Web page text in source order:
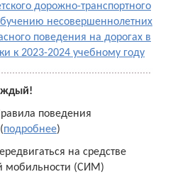
дорожно-транспортного
несовершеннолетних
поведения на дорогах в
к 2023-2024 учебному году
поведения
подробнее)
на средстве
мобильности (СИМ)